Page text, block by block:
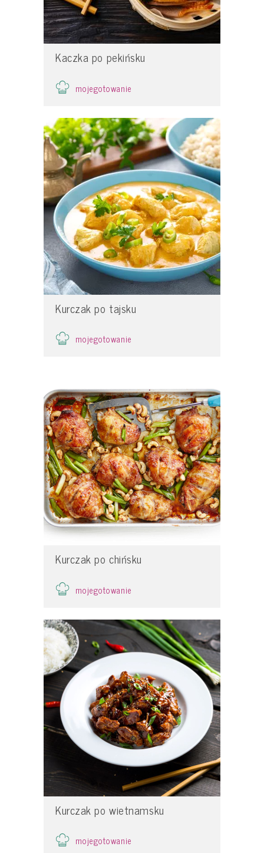
Kaczka po pekińsku
mojegotowanie
Kurczak po tajsku
mojegotowanie
Kurczak po chińsku
mojegotowanie
Kurczak po wietnamsku
mojegotowanie